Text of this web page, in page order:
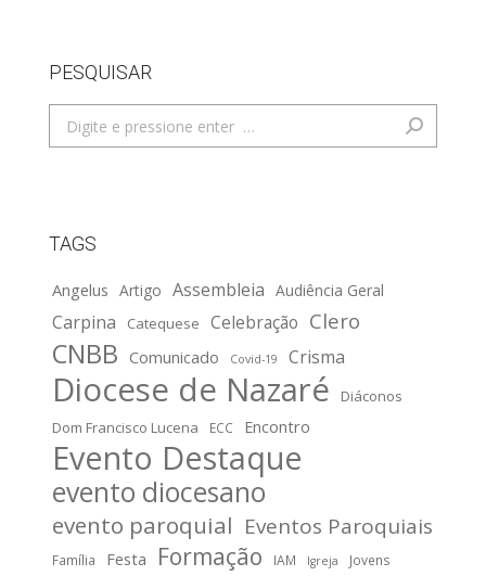
PESQUISAR
Search:
TAGS
Angelus Artigo Assembleia Audiência Geral
Carpina Catequese Celebração Clero
CNBB Comunicado Covid-19 Crisma
Diocese de Nazaré
Diáconos
Dom Francisco Lucena
ECC Encontro
Evento Destaque
evento diocesano
evento paroquial Eventos Paroquiais
Família Festa Formação IAM Igreja Jovens